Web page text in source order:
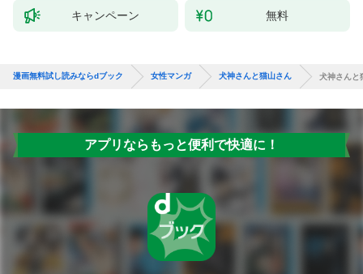
キャンペーン 無料
漫画無料試し読みならdブック 女性マンガ 犬神さんと猫山さん 犬神さんと
アプリならもっと便利で快適に！